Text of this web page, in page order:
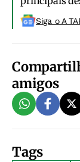
Siga o A
amigos
Tags